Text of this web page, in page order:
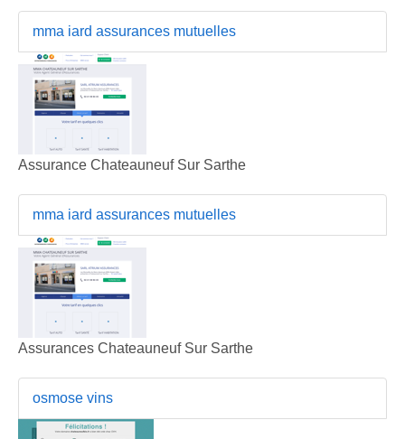
mma iard assurances mutuelles
Assurance Chateauneuf Sur Sarthe
mma iard assurances mutuelles
Assurances Chateauneuf Sur Sarthe
osmose vins